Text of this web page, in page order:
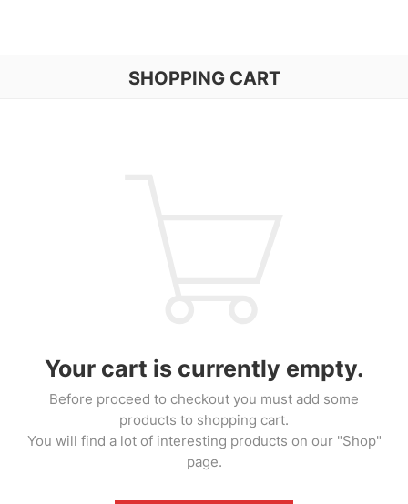
SHOPPING CART
Your cart is currently empty.
Before proceed to checkout you must add some
products to shopping cart.
You will find a lot of interesting products on our "Shop"
page.